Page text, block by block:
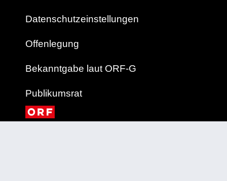
Datenschutzeinstellungen
Offenlegung
Bekanntgabe laut ORF-G
Publikumsrat